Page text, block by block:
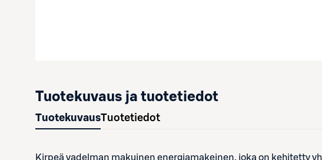
Tuotekuvaus ja tuotetiedot
TuotekuvausTuotetiedot
Kirpeä vadelman makuinen energiamakeinen, joka on kehitetty